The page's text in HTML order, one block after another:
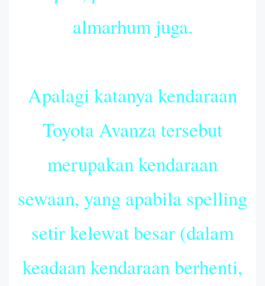
almarhum juga.
Apalagi katanya kendaraan
Toyota Avanza tersebut
merupakan kendaraan
sewaan, yang apabila spelling
setir kelewat besar (dalam
keadaan kendaraan berhenti,